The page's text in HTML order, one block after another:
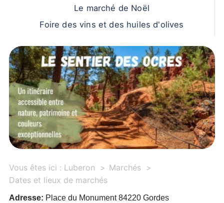
Le marché de Noël
Foire des vins et des huiles d'olives
Vous êtes ici : Luberon
Marchés
Dates et lieux de marchés
Adresse: Place du Monument 84220 Gordes